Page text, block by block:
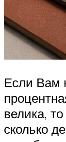
Если Вам
велика,
сколько